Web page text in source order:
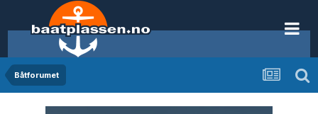
Båtforumet